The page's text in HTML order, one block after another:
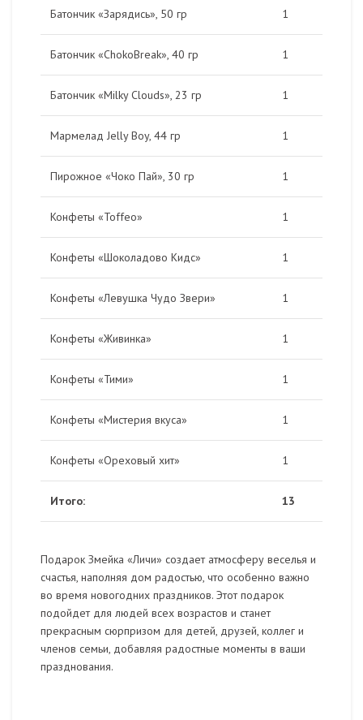
Батончик «Зарядись», 50 гр 1
Батончик «ChokoBreak», 40 гр 1
Батончик «Milky Clouds», 23 гр 1
Мармелад Jelly Boy, 44 гр 1
Пирожное «Чоко Пай», 30 гр 1
Конфеты «Toffeo» 1
Конфеты «Шоколадово Кидс» 1
Конфеты «Левушка Чудо Звери» 1
Конфеты «Живинка» 1
Конфеты «Тими» 1
Конфеты «Мистерия вкуса» 1
Конфеты «Ореховый хит» 1
Итого: 13
Подарок Змейка «Личи» создает атмосферу веселья и
счастья, наполняя дом радостью, что особенно важно
во время новогодних праздников. Этот подарок
подойдет для людей всех возрастов и станет
прекрасным сюрпризом для детей, друзей, коллег и
членов семьи, добавляя радостные моменты в ваши
празднования.